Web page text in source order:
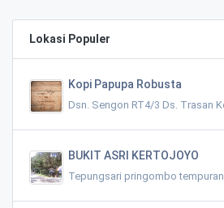
Lokasi Populer
Kopi Papupa Robusta
Dsn. Sengon RT4/3 Ds. Trasan
BUKIT ASRI KERTOJOYO
Tepungsari pringombo tempuran